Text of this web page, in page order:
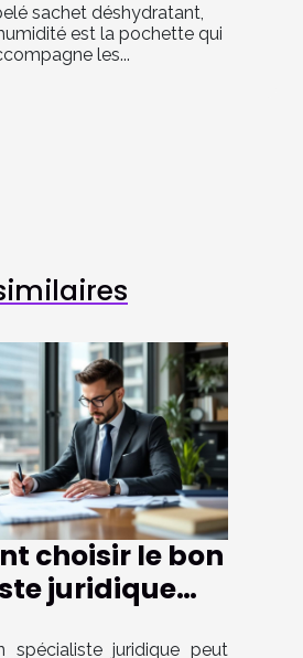
sachet déshydratant,
est la pochette qui
les...
choisir le bon
juridique
spécialiste juridique peut